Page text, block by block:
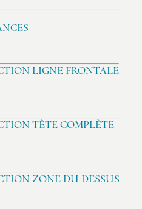
LIGNE FRONTALE
TÊTE COMPLÈTE –
ZONE DU DESSUS